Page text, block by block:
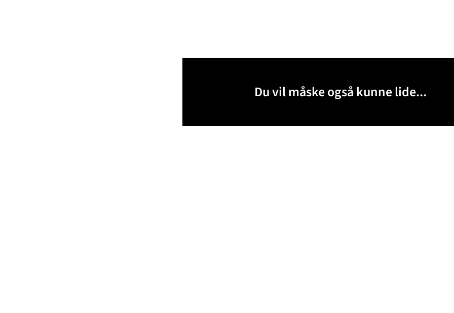
Du vil måske også kunne lide...